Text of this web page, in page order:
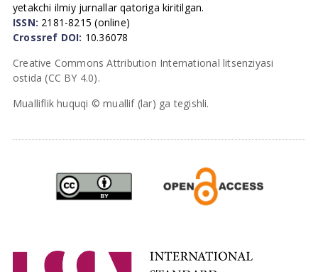
yetakchi ilmiy jurnallar qatoriga kiritilgan.
ISSN: 2181-8215 (online)
Crossref DOI: 10.36078
Creative Commons Attribution International litsenziyasi
ostida (CC BY 4.0).
Mualliflik huquqi © muallif (lar) ga tegishli.